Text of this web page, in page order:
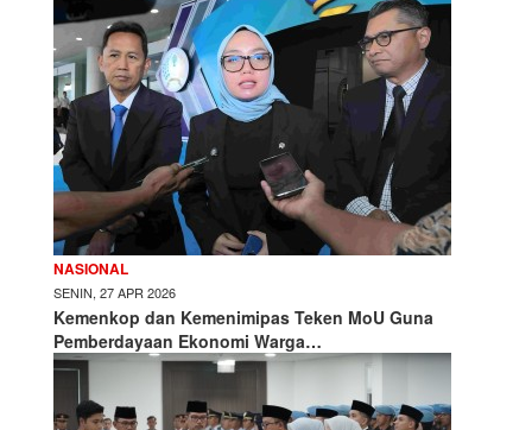
NASIONAL
SENIN, 27 APR 2026
Kemenkop dan Kemenimipas Teken MoU Guna
Pemberdayaan Ekonomi Warga…